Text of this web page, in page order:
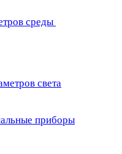
среды
света
приборы